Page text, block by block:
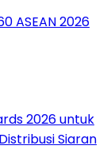
ASEAN 2026
2026 untuk
Siaran